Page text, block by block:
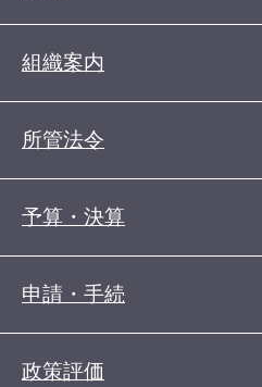
組織案内
所管法令
予算・決算
申請・手続
政策評価